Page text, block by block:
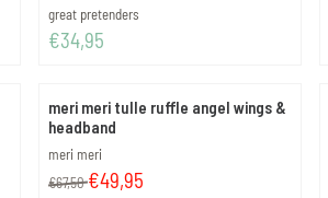
Merk:
great pretenders
Prijs: 34,95
€34,95
meri meri tulle ruffle angel wings &
headband
Merk:
meri meri
Van 67,50 voor 49,95
€67,50€49,95